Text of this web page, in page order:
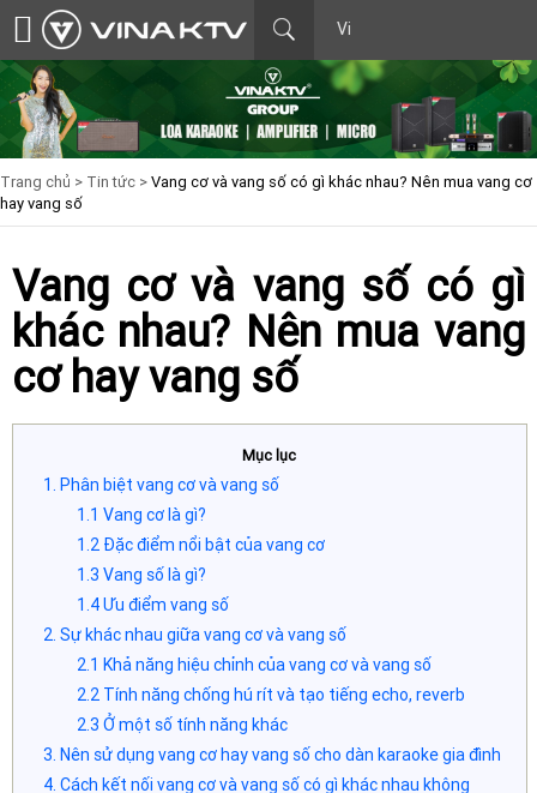
Vi
Trang chủ > Tin tức >Vang cơ và vang số có gì khác nhau? Nên mua vang cơ
hay vang số
Vang cơ và vang số có gì
khác nhau? Nên mua vang
cơ hay vang số
Mục lục
1. Phân biệt vang cơ và vang số
1.1 Vang cơ là gì?
1.2 Đặc điểm nổi bật của vang cơ
1.3 Vang số là gì?
1.4 Ưu điểm vang số
2. Sự khác nhau giữa vang cơ và vang số
2.1 Khả năng hiệu chỉnh của vang cơ và vang số
2.2 Tính năng chống hú rít và tạo tiếng echo, reverb
2.3 Ở một số tính năng khác
3. Nên sử dụng vang cơ hay vang số cho dàn karaoke gia đình
4. Cách kết nối vang cơ và vang số có gì khác nhau không